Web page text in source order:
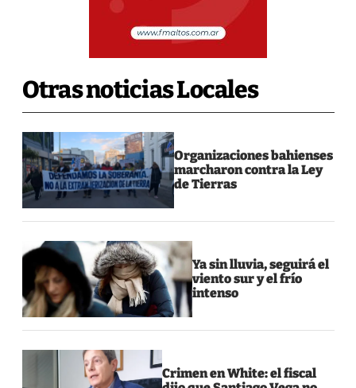
Otras noticias Locales
Organizaciones bahienses
marcharon contra la Ley
de Tierras
Ya sin lluvia, seguirá el
viento sur y el frío
intenso
Crimen en White: el fiscal